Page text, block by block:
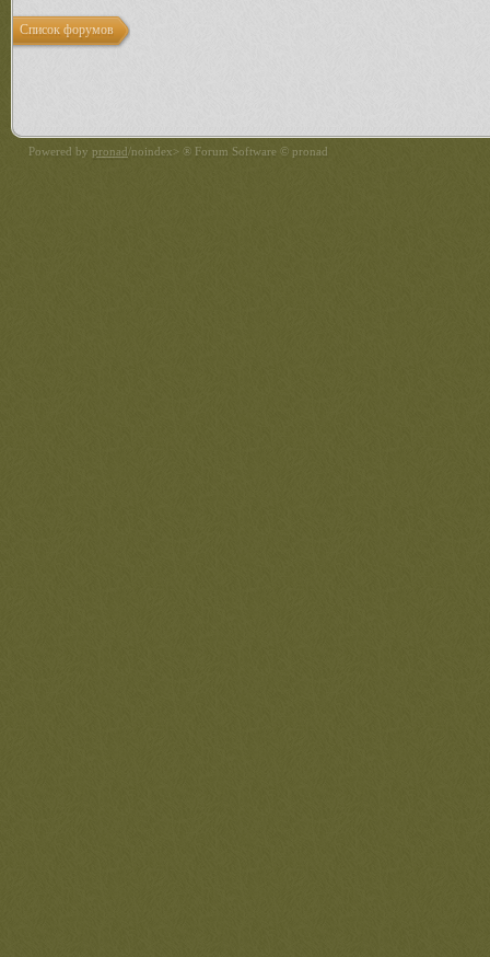
Список форумов
Powered by pronad/noindex> ® Forum Software © pronad